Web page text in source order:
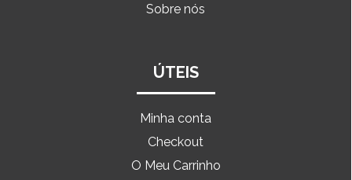
Sobre nós
ÚTEIS
Minha conta
Checkout
O Meu Carrinho